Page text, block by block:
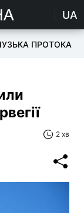
UA
ПРОТОКА
2 хв